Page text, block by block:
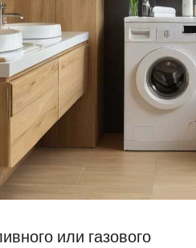
или газового